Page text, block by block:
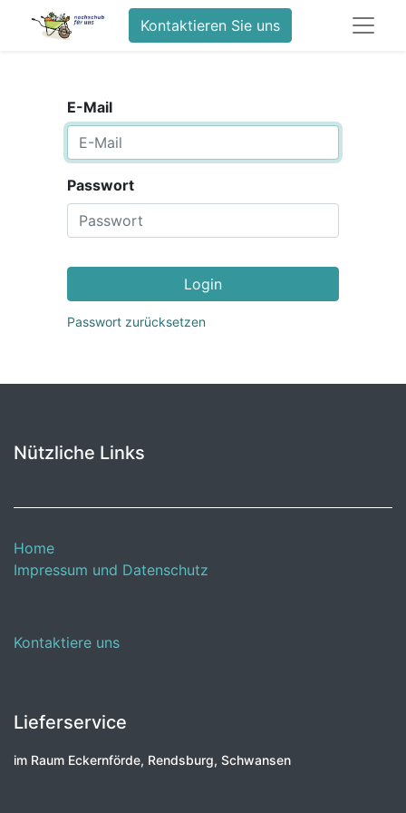
Kontaktieren Sie uns
E-Mail
Passwort
Login
Passwort zurücksetzen
Nützliche Links
Home
Impressum und Datenschutz
Kontaktiere uns
Lieferservice
im Raum Eckernförde, Rendsburg, Schwansen